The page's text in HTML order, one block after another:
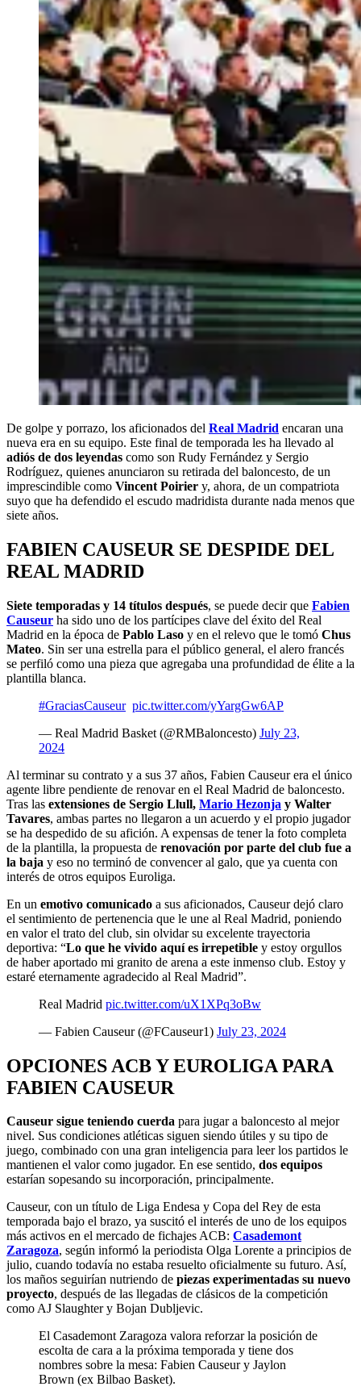
De golpe y porrazo, los aficionados del Real Madrid encaran una
nueva era en su equipo. Este final de temporada les ha llevado al
adiós de dos leyendas como son Rudy Fernández y Sergio
Rodríguez, quienes anunciaron su retirada del baloncesto, de un
imprescindible como Vincent Poirier y, ahora, de un compatriota
suyo que ha defendido el escudo madridista durante nada menos que
siete años.
FABIEN CAUSEUR SE DESPIDE DEL
REAL MADRID
Siete temporadas y 14 títulos después, se puede decir que Fabien
Causeur ha sido uno de los partícipes clave del éxito del Real
Madrid en la época de Pablo Laso y en el relevo que le tomó Chus
Mateo. Sin ser una estrella para el público general, el alero francés
se perfiló como una pieza que agregaba una profundidad de élite a la
plantilla blanca.
#GraciasCauseur pic.twitter.com/yYargGw6AP
— Real Madrid Basket (@RMBaloncesto) July 23,
2024
Al terminar su contrato y a sus 37 años, Fabien Causeur era el único
agente libre pendiente de renovar en el Real Madrid de baloncesto.
Tras las extensiones de Sergio Llull, Mario Hezonja y Walter
Tavares, ambas partes no llegaron a un acuerdo y el propio jugador
se ha despedido de su afición. A expensas de tener la foto completa
de la plantilla, la propuesta de renovación por parte del club fue a
la baja y eso no terminó de convencer al galo, que ya cuenta con
interés de otros equipos Euroliga.
En un emotivo comunicado a sus aficionados, Causeur dejó claro
el sentimiento de pertenencia que le une al Real Madrid, poniendo
en valor el trato del club, sin olvidar su excelente trayectoria
deportiva: “Lo que he vivido aquí es irrepetible y estoy orgullos
de haber aportado mi granito de arena a este inmenso club. Estoy y
estaré eternamente agradecido al Real Madrid”.
Real Madrid pic.twitter.com/uX1XPq3oBw
— Fabien Causeur (@FCauseur1) July 23, 2024
OPCIONES ACB Y EUROLIGA PARA
FABIEN CAUSEUR
Causeur sigue teniendo cuerda para jugar a baloncesto al mejor
nivel. Sus condiciones atléticas siguen siendo útiles y su tipo de
juego, combinado con una gran inteligencia para leer los partidos le
mantienen el valor como jugador. En ese sentido, dos equipos
estarían sopesando su incorporación, principalmente.
Causeur, con un título de Liga Endesa y Copa del Rey de esta
temporada bajo el brazo, ya suscitó el interés de uno de los equipos
más activos en el mercado de fichajes ACB: Casademont
Zaragoza, según informó la periodista Olga Lorente a principios de
julio, cuando todavía no estaba resuelto oficialmente su futuro. Así,
los maños seguirían nutriendo de piezas experimentadas su nuevo
proyecto, después de las llegadas de clásicos de la competición
como AJ Slaughter y Bojan Dubljevic.
El Casademont Zaragoza valora reforzar la posición de
escolta de cara a la próxima temporada y tiene dos
nombres sobre la mesa: Fabien Causeur y Jaylon
Brown (ex Bilbao Basket).